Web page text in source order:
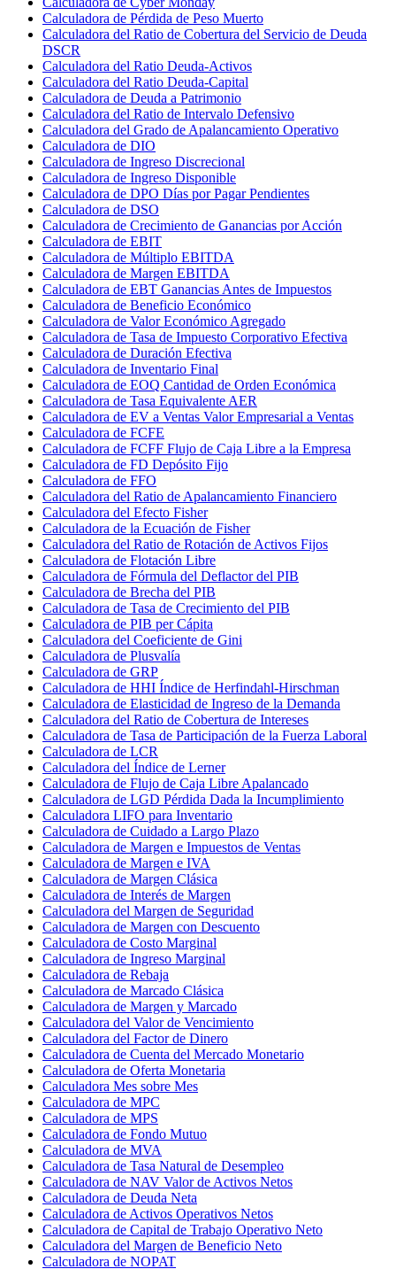
Calculadora de Pérdida de Peso Muerto
Calculadora del Ratio de Cobertura del Servicio de Deuda
DSCR
Calculadora del Ratio Deuda-Activos
Calculadora del Ratio Deuda-Capital
Calculadora de Deuda a Patrimonio
Calculadora del Ratio de Intervalo Defensivo
Calculadora del Grado de Apalancamiento Operativo
Calculadora de DIO
Calculadora de Ingreso Discrecional
Calculadora de Ingreso Disponible
Calculadora de DPO Días por Pagar Pendientes
Calculadora de DSO
Calculadora de Crecimiento de Ganancias por Acción
Calculadora de EBIT
Calculadora de Múltiplo EBITDA
Calculadora de Margen EBITDA
Calculadora de EBT Ganancias Antes de Impuestos
Calculadora de Beneficio Económico
Calculadora de Valor Económico Agregado
Calculadora de Tasa de Impuesto Corporativo Efectiva
Calculadora de Duración Efectiva
Calculadora de Inventario Final
Calculadora de EOQ Cantidad de Orden Económica
Calculadora de Tasa Equivalente AER
Calculadora de EV a Ventas Valor Empresarial a Ventas
Calculadora de FCFE
Calculadora de FCFF Flujo de Caja Libre a la Empresa
Calculadora de FD Depósito Fijo
Calculadora de FFO
Calculadora del Ratio de Apalancamiento Financiero
Calculadora del Efecto Fisher
Calculadora de la Ecuación de Fisher
Calculadora del Ratio de Rotación de Activos Fijos
Calculadora de Flotación Libre
Calculadora de Fórmula del Deflactor del PIB
Calculadora de Brecha del PIB
Calculadora de Tasa de Crecimiento del PIB
Calculadora de PIB per Cápita
Calculadora del Coeficiente de Gini
Calculadora de Plusvalía
Calculadora de GRP
Calculadora de HHI Índice de Herfindahl-Hirschman
Calculadora de Elasticidad de Ingreso de la Demanda
Calculadora del Ratio de Cobertura de Intereses
Calculadora de Tasa de Participación de la Fuerza Laboral
Calculadora de LCR
Calculadora del Índice de Lerner
Calculadora de Flujo de Caja Libre Apalancado
Calculadora de LGD Pérdida Dada la Incumplimiento
Calculadora LIFO para Inventario
Calculadora de Cuidado a Largo Plazo
Calculadora de Margen e Impuestos de Ventas
Calculadora de Margen e IVA
Calculadora de Margen Clásica
Calculadora de Interés de Margen
Calculadora del Margen de Seguridad
Calculadora de Margen con Descuento
Calculadora de Costo Marginal
Calculadora de Ingreso Marginal
Calculadora de Rebaja
Calculadora de Marcado Clásica
Calculadora de Margen y Marcado
Calculadora del Valor de Vencimiento
Calculadora del Factor de Dinero
Calculadora de Cuenta del Mercado Monetario
Calculadora de Oferta Monetaria
Calculadora Mes sobre Mes
Calculadora de MPC
Calculadora de MPS
Calculadora de Fondo Mutuo
Calculadora de MVA
Calculadora de Tasa Natural de Desempleo
Calculadora de NAV Valor de Activos Netos
Calculadora de Deuda Neta
Calculadora de Activos Operativos Netos
Calculadora de Capital de Trabajo Operativo Neto
Calculadora del Margen de Beneficio Neto
Calculadora de NOPAT